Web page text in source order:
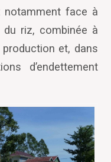
notamment face à
riz, combinée à
et, dans
d’endettement